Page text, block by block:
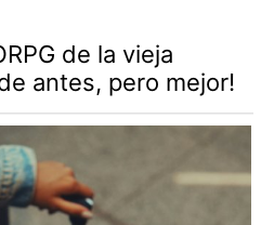
de la vieja
antes, pero mejor!